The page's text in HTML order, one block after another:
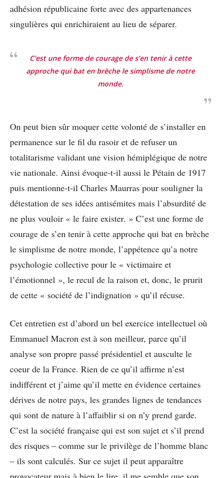
adhésion républicaine forte avec des appartenances
singulières qui enrichiraient au lieu de séparer.
C’est une forme de courage de s’en tenir à cette
approche qui bat en brèche le simplisme de notre
monde.
On peut bien sûr moquer cette volonté de s’installer en
permanence sur le fil du rasoir et de refuser un
totalitarisme validant une vision hémiplégique de notre
vie nationale. Ainsi évoque-t-il aussi le Pétain de 1917
puis mentionne-t-il Charles Maurras pour souligner la
détestation de ses idées antisémites mais l’absurdité de
ne plus vouloir « le faire exister. » C’est une forme de
courage de s’en tenir à cette approche qui bat en brèche
le simplisme de notre monde, l’appétence qu’a notre
psychologie collective pour le « victimaire et
l’émotionnel », le recul de la raison et, donc, le prurit
de cette « société de l’indignation » qu’il récuse.
Cet entretien est d’abord un bel exercice intellectuel où
Emmanuel Macron est à son meilleur, parce qu’il
analyse son propre passé présidentiel et ausculte le
coeur de la France. Rien de ce qu’il affirme n’est
indifférent et j’aime qu’il mette en évidence certaines
dérives de notre pays, les grandes lignes de tendances
qui sont de nature à l’affaiblir si on n’y prend garde.
C’est la société française qui est son sujet et s’il prend
des risques – comme sur le privilège de l’homme blanc
– ils sont calculés. Sur ce sujet il peut apparaître